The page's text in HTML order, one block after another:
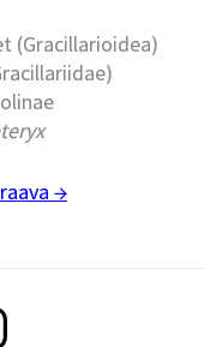
(Gracillarioidea)
→